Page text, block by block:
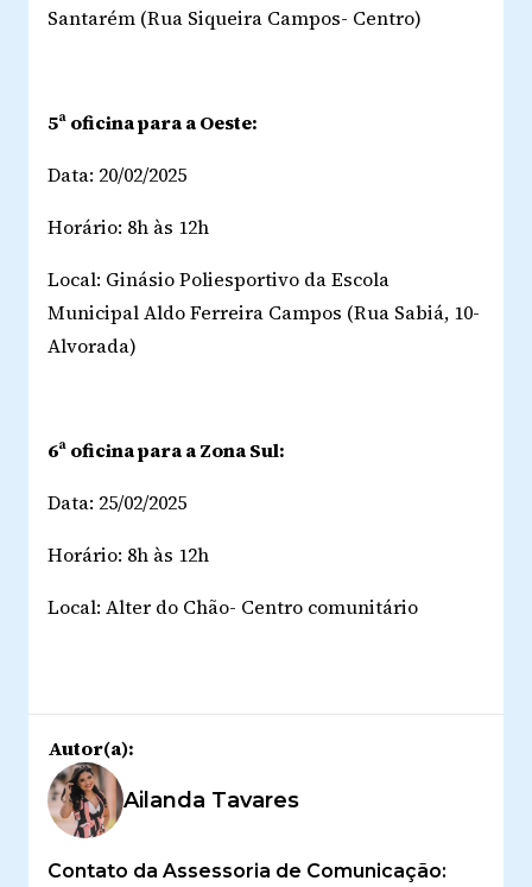
Santarém (Rua Siqueira Campos- Centro)
5ª oficina para a Oeste:
Data: 20/02/2025
Horário: 8h às 12h
Local: Ginásio Poliesportivo da Escola
Municipal Aldo Ferreira Campos (Rua Sabiá, 10-
Alvorada)
6ª oficina para a Zona Sul:
Data: 25/02/2025
Horário: 8h às 12h
Local: Alter do Chão- Centro comunitário
Autor(a):
Ailanda Tavares
Contato da Assessoria de Comunicação: